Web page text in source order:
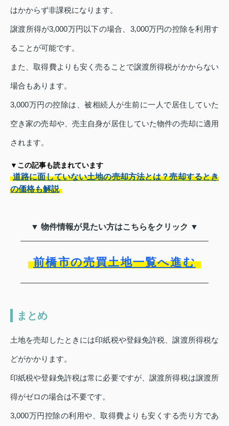
はかからず非課税になります。
譲渡所得が3,000万円以下の場合、3,000万円の控除を利用す
ることが可能です。
また、取得費よりも安く売ることで譲渡所得税がかからない
場合もあります。
3,000万円の控除は、被相続人が生前に一人で居住していた
空き家の売却や、売主自身が居住していた物件の売却に適用
されます。
▼この記事も読まれています
道路に面していない土地の売却方法とは？売却するとき
の価格も解説
▼ 物件情報が見たい方はこちらをクリック ▼
前橋市の売買土地一覧へ進む
まとめ
土地を売却したときには印紙税や登録免許税、譲渡所得税な
どがかかります。
印紙税や登録免許税は常に必要ですが、譲渡所得税は譲渡所
得がゼロの場合は不要です。
3,000万円控除の利用や、取得費よりも安くする売り方であ